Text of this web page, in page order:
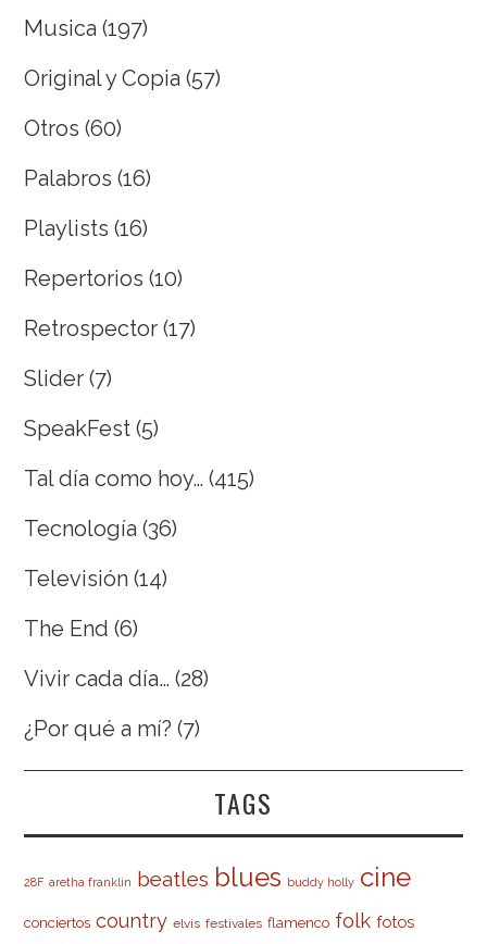
Musica (197)
Original y Copia (57)
Otros (60)
Palabros (16)
Playlists (16)
Repertorios (10)
Retrospector (17)
Slider (7)
SpeakFest (5)
Tal día como hoy… (415)
Tecnología (36)
Televisión (14)
The End (6)
Vivir cada día… (28)
¿Por qué a mí? (7)
TAGS
28F aretha franklin beatles blues buddy holly cine
conciertos country elvis festivales flamenco folk fotos